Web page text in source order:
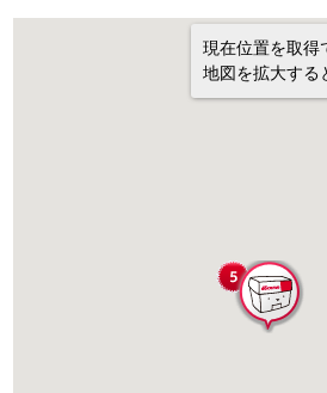
現在位置を取得
地図を拡大する